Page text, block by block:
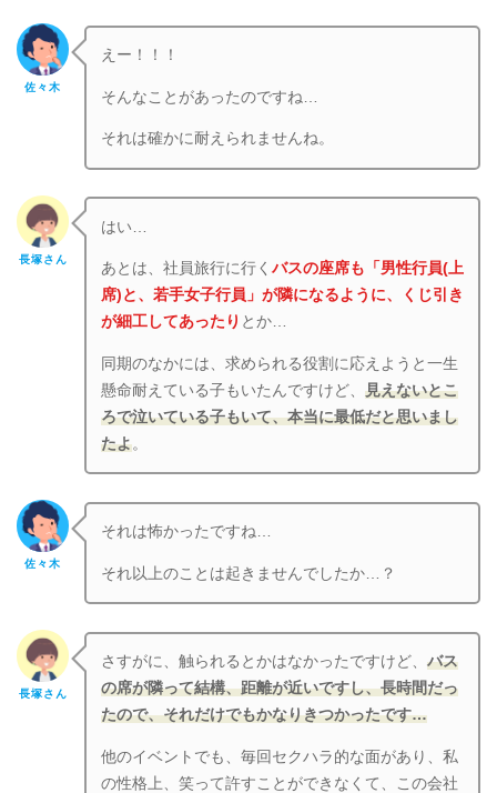
佐々木
えー！！！
そんなことがあったのですね…
それは確かに耐えられませんね。
長塚さん
はい…
あとは、社員旅行に行くバスの座席も「男性行員(上
席)と、若手女子行員」が隣になるように、くじ引き
が細工してあったり とか…
同期のなかには、求められる役割に応えようと一生
懸命耐えている子もいたんですけど、見えないとこ
ろで泣いている子もいて、本当に最低だと思いまし
たよ。
佐々木
それは怖かったですね…
それ以上のことは起きませんでしたか…？
長塚さん
さすがに、触られるとかはなかったですけど、バス
の席が隣って結構、距離が近いですし、長時間だっ
たので、それだけでもかなりきつかったです…
他のイベントでも、毎回セクハラ的な面があり、私
の性格上、笑って許すことができなくて、この会社